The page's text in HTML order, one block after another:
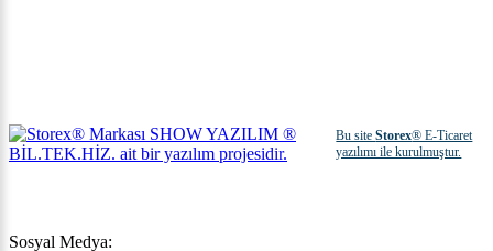
Bu siteStorex® E-Ticaret
yazılımı ile kurulmuştur.
Sosyal Medya: